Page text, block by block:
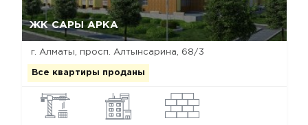
ЖК САРЫ АРКА
г. Алматы, просп. Алтынсарина, 68/3
Все квартиры проданы
Да, удалить Отмена